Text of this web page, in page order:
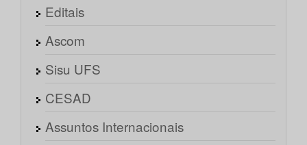
Editais
Ascom
Sisu UFS
CESAD
Assuntos Internacionais